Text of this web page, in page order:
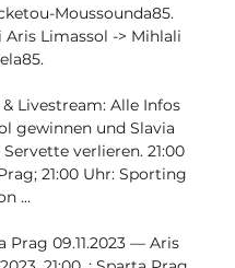
Moussounda85.
Limassol -> Mihlali
Livestream: Alle Infos
gewinnen und Slavia
verlieren. 21:00
21:00 Uhr: Sporting
...
09.11.2023 — Aris